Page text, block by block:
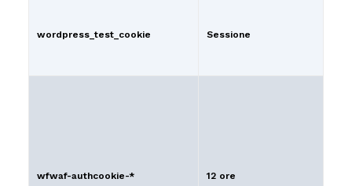
wordpress_test_cookie Sessione
wfwaf-authcookie-* 12 ore